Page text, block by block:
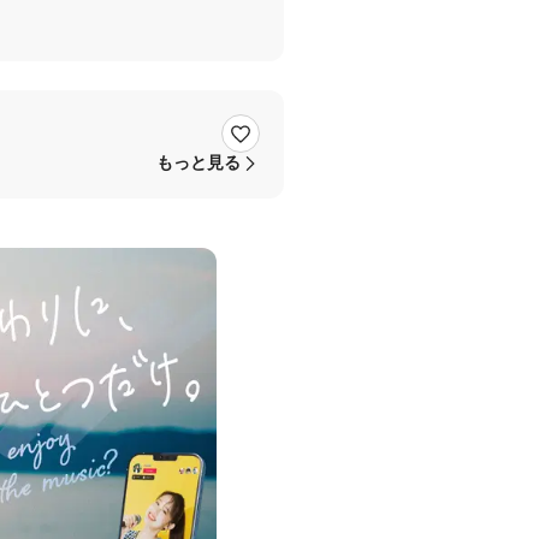
うな曲があれば、優先して演奏
ご参加お待ちしております😆
カル募集#テトラポット登って
もっと見る